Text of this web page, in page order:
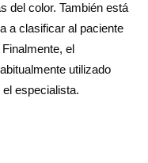
del color. También está
a clasificar al paciente
el
utilizado
especialista.